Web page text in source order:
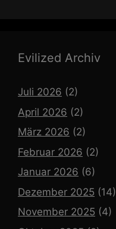
Evilized Archiv
Juli 2026 (2)
April 2026 (2)
März 2026 (2)
Februar 2026 (2)
Januar 2026 (6)
Dezember 2025 (14)
November 2025 (4)